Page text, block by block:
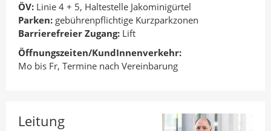
ÖV: Linie 4 + 5, Haltestelle Jakominigürtel
Parken: gebührenpflichtige Kurzparkzonen
Barrierefreier Zugang: Lift
Öffnungszeiten/KundInnenverkehr:
Mo bis Fr, Termine nach Vereinbarung
Leitung